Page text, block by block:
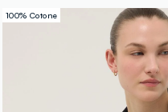
100% Cotone